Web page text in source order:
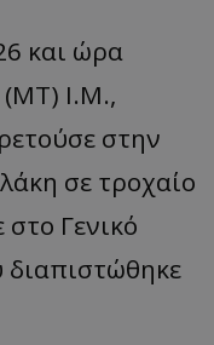
και ώρα
(ΜΤ) Ι.Μ.,
στην
σε τροχαίο
Γενικό